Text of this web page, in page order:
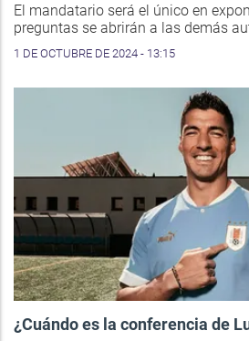
El mandatario será el único en
preguntas se abrirán a las demás
1 DE OCTUBRE DE 2024 - 13:15
¿Cuándo es la conferencia de